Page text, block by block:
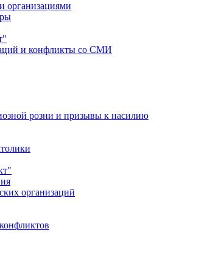
организациями
и конфликты со СМИ
розни и призывы к насилию
организаций